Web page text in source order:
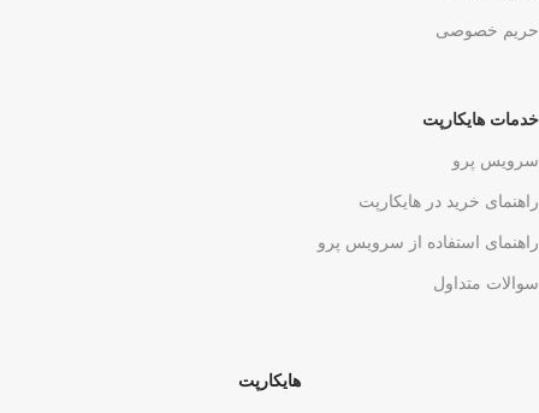
حریم خصوصی
خدمات هایکارپت
سرویس پرو
راهنمای خرید در هایکارپت
راهنمای استفاده از سرویس پرو
سوالات متداول
هایکارپت